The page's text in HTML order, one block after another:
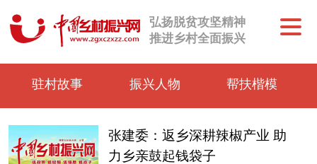
弘扬脱贫攻坚精神
推进乡村全面振兴
驻村故事 振兴人物 帮扶楷模
张建委：返乡深耕辣椒产业 助
力乡亲鼓起钱袋子